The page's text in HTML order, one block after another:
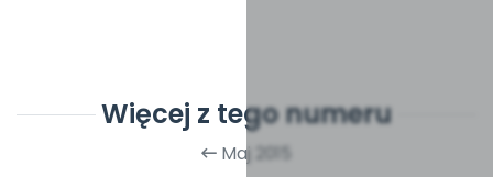
Więcej z tego numeru
Maj 2015